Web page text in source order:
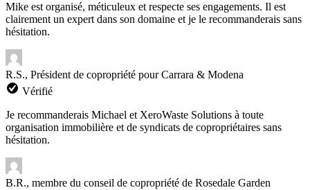
Mike est organisé, méticuleux et respecte ses engagements. Il est
clairement un expert dans son domaine et je le recommanderais sans
hésitation.
R.S., Président de copropriété pour Carrara & Modena
Vérifié
Je recommanderais Michael et XeroWaste Solutions à toute
organisation immobilière et de syndicats de copropriétaires sans
hésitation.
B.R., membre du conseil de copropriété de Rosedale Garden